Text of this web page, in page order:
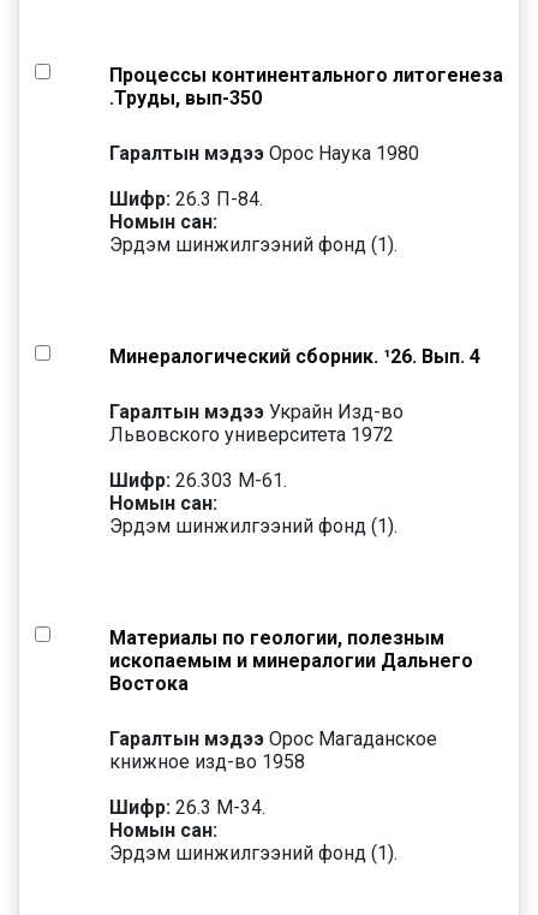
Процессы континентального литогенеза
.Труды, вып-350
Гаралтын мэдээ Орос Наука 1980
Шифр: 26.3 П-84.
Номын сан:
Эрдэм шинжилгээний фонд (1).
Минералогический сборник. ¹26. Вып. 4
Гаралтын мэдээ Украйн Изд-во
Львовского университета 1972
Шифр: 26.303 М-61.
Номын сан:
Эрдэм шинжилгээний фонд (1).
Материалы по геологии, полезным
ископаемым и минералогии Дальнего
Востока
Гаралтын мэдээ Орос Магаданское
книжное изд-во 1958
Шифр: 26.3 М-34.
Номын сан:
Эрдэм шинжилгээний фонд (1).